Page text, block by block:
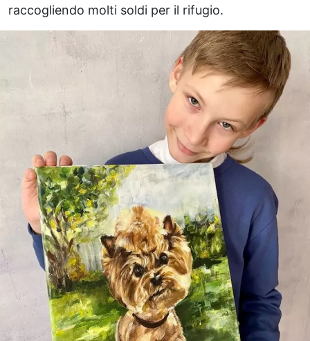
raccogliendo molti soldi per il rifugio.